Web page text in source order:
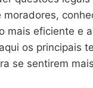
mais eficiente e
os principais
se sentirem